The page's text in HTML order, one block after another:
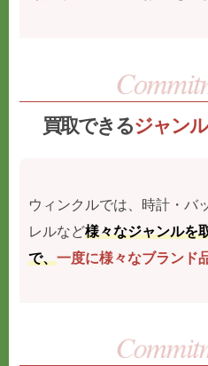
買取できるジャン
ウィンクルでは、時計・バ
レルなど様々なジャンルを
で、一度に様々なブランド